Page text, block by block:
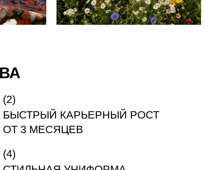
БЫСТРЫЙ КАРЬЕРНЫЙ РОСТ
ОТ 3 МЕСЯЦЕВ